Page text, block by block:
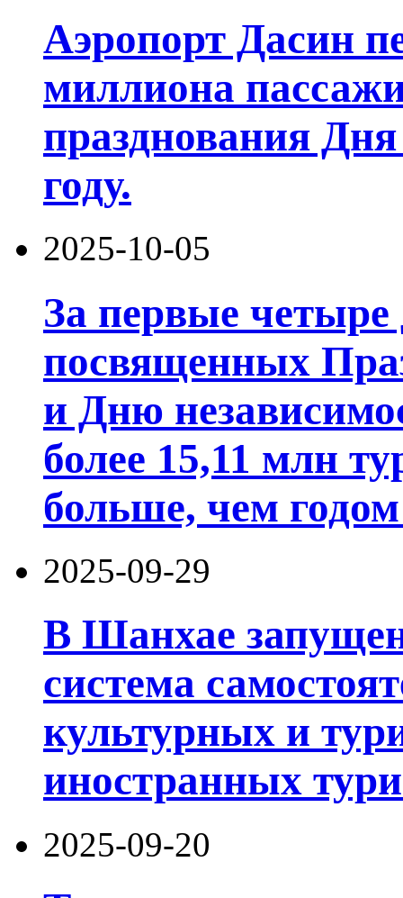
Аэропорт Дасин
миллиона
празднования
году.
2025-10-05
За первые четыре
посвященных
и Дню
более 15,11 млн
больше, чем
2025-09-29
В Шанхае
система
культурных и
иностранных
2025-09-20